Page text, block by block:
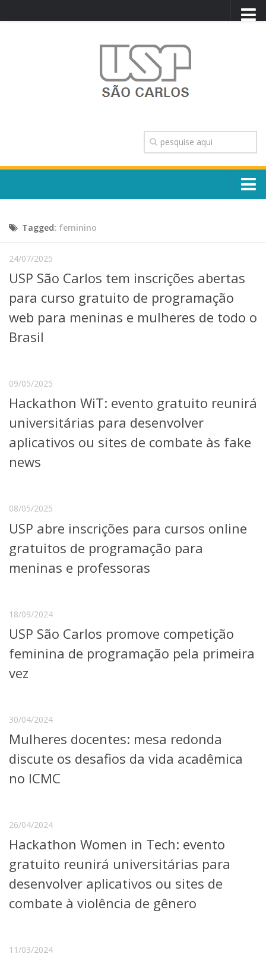
TRANSPARÊNCIA
OUVIDORIA
CONTATO
Escola, Institutos e Órgãos
Núcleos e Comissões
Telefones e Mapas
Graduação
Pós-Graduação
Pesquisa e Inovação
Linhas de Pesquisa
Centros, Núcleos e Projetos em Rede
Pós-doutorado
Iniciação Científica
Transferência de Tecnologia
Empresas Juniores
Artes, Cultura e Esportes
Bibliotecas
Apoio ao Estudante
Assessorias e Mídias
Aplicativos e Sites
Tagged: feminino
24/07/2025
USP São Carlos tem inscrições abertas
para curso gratuito de programação
web para meninas e mulheres de todo o
Brasil
09/05/2025
Hackathon WiT: evento gratuito reunirá
universitárias para desenvolver
aplicativos ou sites de combate às fake
news
08/05/2025
USP abre inscrições para cursos online
gratuitos de programação para
meninas e professoras
18/09/2024
USP São Carlos promove competição
feminina de programação pela primeira
vez
30/04/2024
Mulheres docentes: mesa redonda
discute os desafios da vida acadêmica
no ICMC
26/04/2024
Hackathon Women in Tech: evento
gratuito reunirá universitárias para
desenvolver aplicativos ou sites de
combate à violência de gênero
11/03/2024